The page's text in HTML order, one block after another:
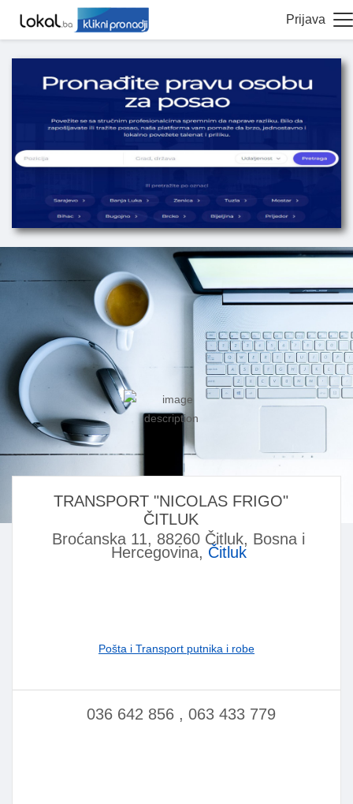
Prijava
TRANSPORT "NICOLAS FRIGO"
ČITLUK
Broćanska 11, 88260 Čitluk, Bosna i
Hercegovina, Čitluk
Pošta i Transport putnika i robe
036 642 856 , 063 433 779